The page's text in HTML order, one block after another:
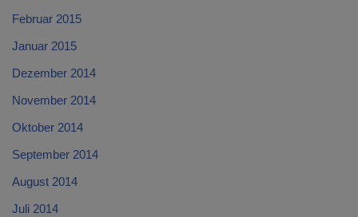
Februar 2015
Januar 2015
Dezember 2014
November 2014
Oktober 2014
September 2014
August 2014
Juli 2014